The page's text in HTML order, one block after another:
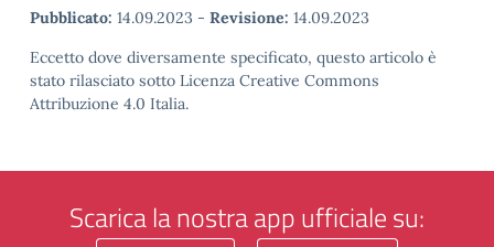
Pubblicato: 14.09.2023 - Revisione: 14.09.2023
Eccetto dove diversamente specificato, questo articolo è
stato rilasciato sotto Licenza Creative Commons
Attribuzione 4.0 Italia.
Scarica la nostra app ufficiale su: